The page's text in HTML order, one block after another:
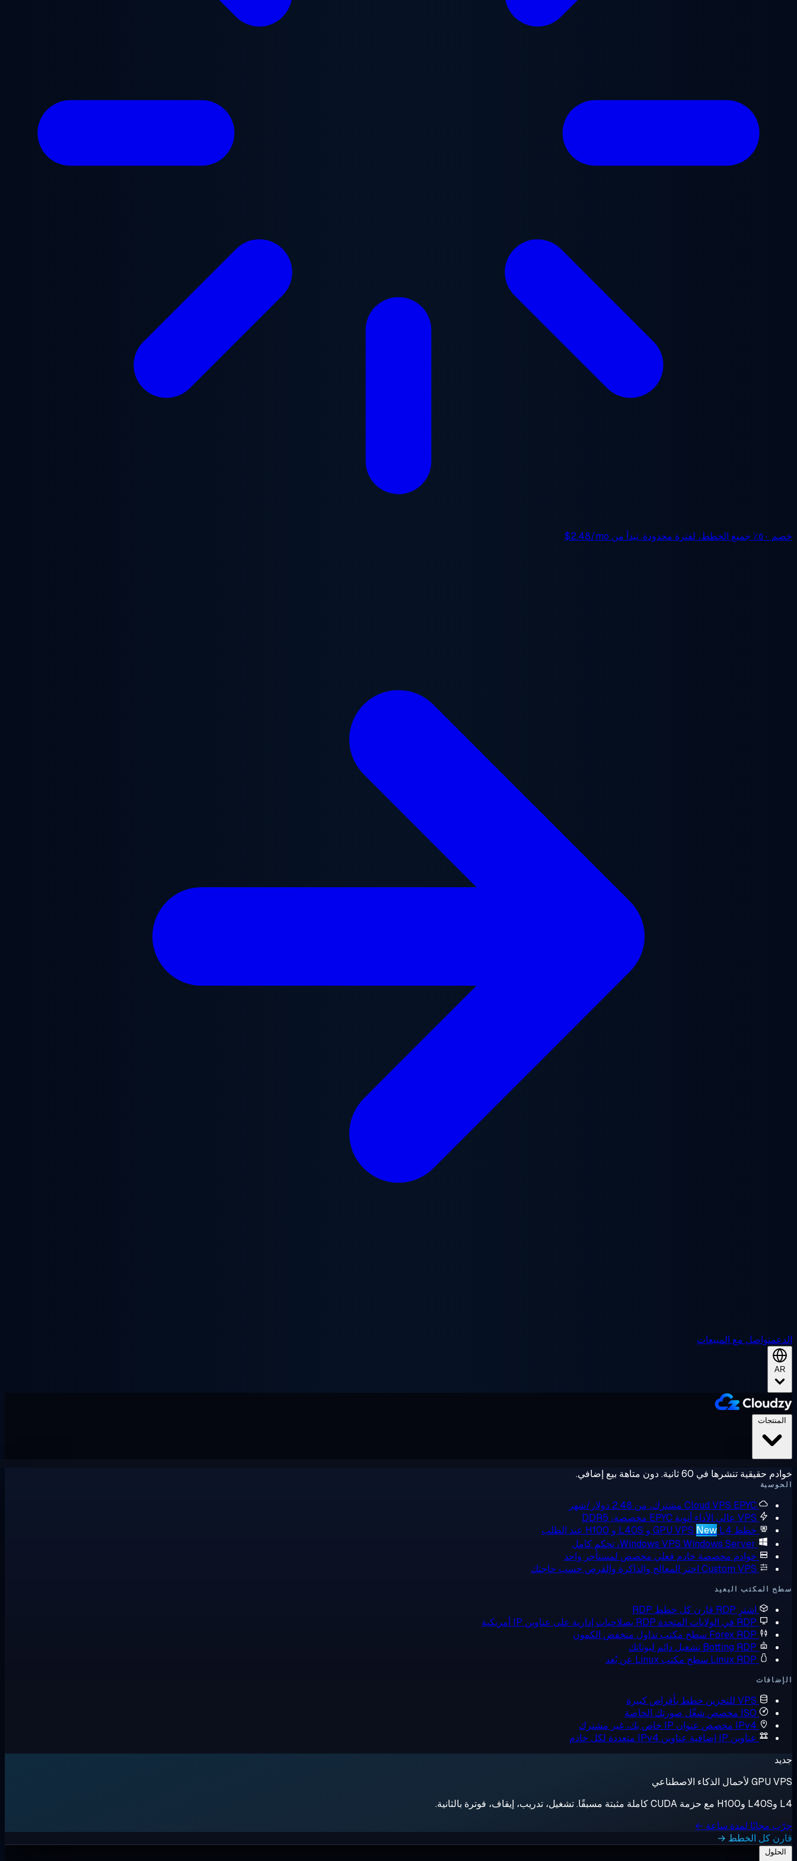
خصم ٥٠٪ جميع الخطط، لفترة محدودة. تبدأ من $2.48/mo
الدعمتواصل مع المبيعات
AR
المنتجات
خوادم حقيقية تنشرها في 60 ثانية. دون متاهة بيع إضافي.
الحوسبة
Cloud VPS EPYC مشترك، من 2.48 دولار/شهر
VPS عالي الأداء
أنوية EPYC مخصصة، DDR5
خطط GPU VPS
New L4 و L40S و H100 عند الطلب
Windows VPS Windows Server، تحكم كامل
خوادم مخصصة خادم فعلي مخصص لمستأجر واحد
Custom VPS اختر المعالج والذاكرة والقرص حسب حاجتك
سطح المكتب البعيد
اشترِ RDP
قارن كل خطط RDP
RDP في الولايات المتحدة
RDP بصلاحيات إدارية على عناوين IP أمريكية
Forex RDP سطح مكتب تداول منخفض الكمون
Botting RDP تشغيل دائم لبوتاتك
Linux RDP سطح مكتب Linux عن بُعد
الإضافات
VPS للتخزين
خطط بأقراص كبيرة
ISO مخصص
شغّل صورتك الخاصة
IPv4 مخصص
عنوان IP خاص بك، غير مشترك
عناوين IP إضافية
عناوين IPv4 متعددة لكل خادم
جديد
GPU VPS لأحمال الذكاء الاصطناعي
L4 وL40S وH100 مع حزمة CUDA كاملة مثبتة مسبقًا. تشغيل، تدريب، إيقاف، فوترة بالثانية.
جرّب مجانًا لمدة ساعة ←
قارن كل الخطط →
الحلول